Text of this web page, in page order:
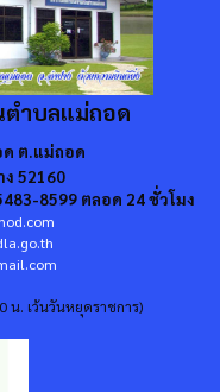
ตำบลแม่ถอด
ด ต.แม่ถอด
ง 52160
8599 ตลอด 24 ชั่วโมง
น. เว้นวันหยุดราชการ)